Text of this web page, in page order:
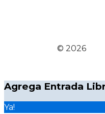
© 2026
Agrega Entrada
Ya!